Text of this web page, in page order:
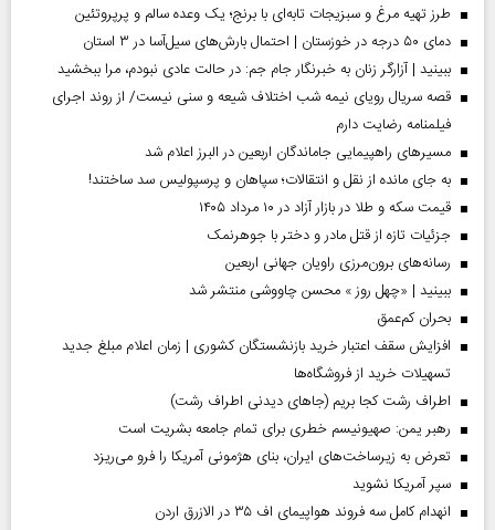
طرز تهیه مرغ و سبزیجات تابه‌ای با برنج؛ یک وعده سالم و پرپروتئین
دمای ۵۰ درجه در خوزستان | احتمال بارش‌های سیل‌آسا در ۳ استان
ببینید | آزارگر زنان به خبرنگار جام جم: در حالت عادی نبودم، مرا ببخشید
قصه سریال رویای نیمه شب اختلاف شیعه و سنی نیست/ از روند اجرای
فیلمنامه رضایت دارم
مسیر‌های راهپیمایی جاماندگان اربعین در البرز اعلام شد
به جای مانده از نقل و انتقالات؛ سپاهان و پرسپولیس سد ساختند!
قیمت سکه و طلا در بازار آزاد در ۱۰ مرداد ۱۴۰۵
جزئیات تازه از قتل مادر و دختر با جوهرنمک
رسانه‌های برون‌مرزی راویان جهانی اربعین
ببینید | «چهل روز » محسن چاووشی منتشر شد
بحران کم‌عمق
افزایش سقف اعتبار خرید بازنشستگان کشوری | زمان اعلام مبلغ جدید
تسهیلات خرید از فروشگاه‌ها
اطراف رشت کجا بریم (جاهای دیدنی اطراف رشت)
رهبر یمن: صهیونیسم خطری برای تمام جامعه بشریت است
تعرض به زیرساخت‌های ایران، بنای هژمونی آمریکا را فرو می‌ریزد
سپر آمریکا نشوید
انهدام کامل سه فروند هواپیمای اف ۳۵ در الازرق اردن